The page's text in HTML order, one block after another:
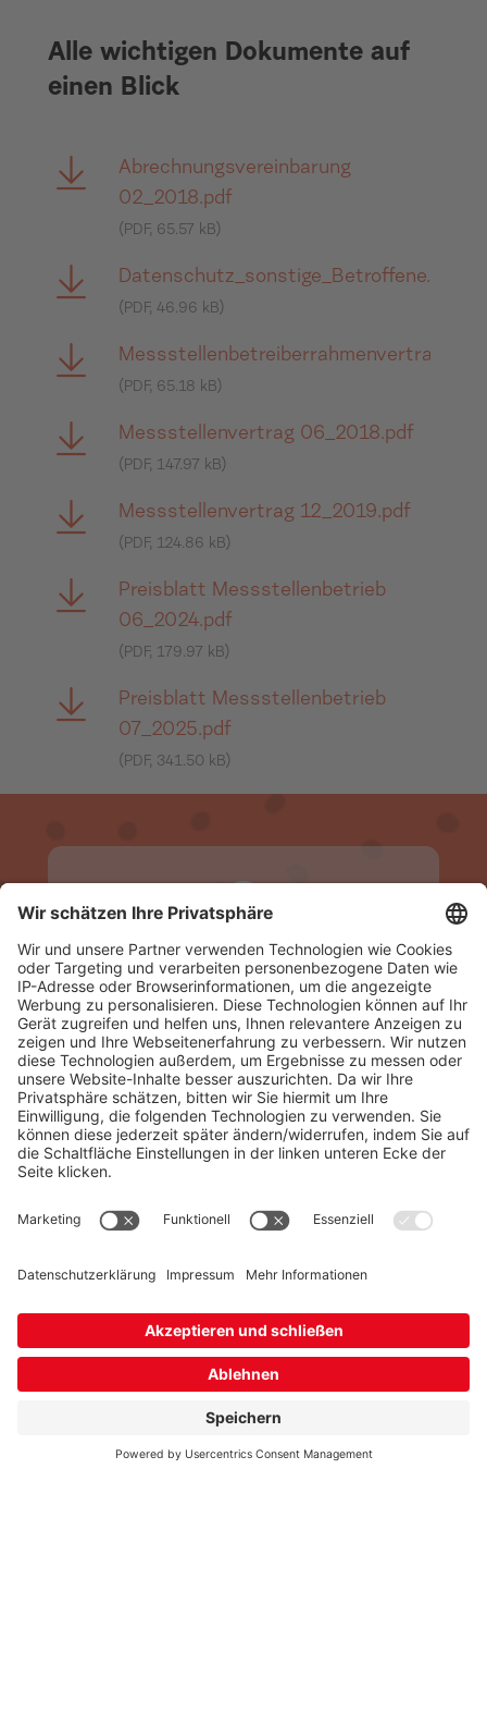
Alle wichtigen Dokumente auf
einen Blick
Abrechnungsvereinbarung
02_2018.pdf
(PDF, 65.57 kB)
Datenschutz_sonstige_Betroffene.pdf
(PDF, 46.96 kB)
Messstellenbetreiberrahmenvertrag.pdf
(PDF, 65.18 kB)
Messstellenvertrag 06_2018.pdf
(PDF, 147.97 kB)
Messstellenvertrag 12_2019.pdf
(PDF, 124.86 kB)
Preisblatt Messstellenbetrieb
06_2024.pdf
(PDF, 179.97 kB)
Preisblatt Messstellenbetrieb
07_2025.pdf
(PDF, 341.50 kB)
02323 592 444
Entstörung Strom
Entstörung Gas